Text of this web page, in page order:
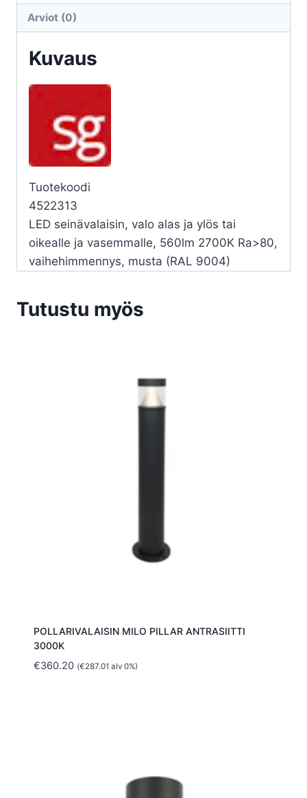
10W
määrä
Arviot (0)
Kuvaus
Tuotekoodi
4522313
LED seinävalaisin, valo alas ja ylös tai
oikealle ja vasemmalle, 560lm 2700K Ra>80,
vaihehimmennys, musta (RAL 9004)
Tutustu myös
POLLARIVALAISIN MILO PILLAR ANTRASIITTI
3000K
€360.20 (€287.01 alv 0%)